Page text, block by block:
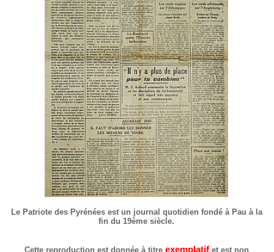
Le Patriote des Pyrénées est un journal quotidien fondé à Pau à la
fin du 19ème siècle.
Cette reproduction est donnée à titre exemplatifet est non